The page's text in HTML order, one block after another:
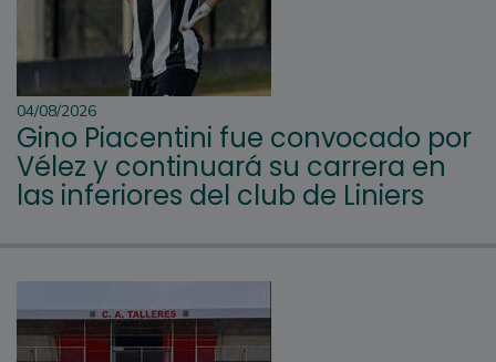
04/08/2026
Gino Piacentini fue convocado por
Vélez y continuará su carrera en
las inferiores del club de Liniers